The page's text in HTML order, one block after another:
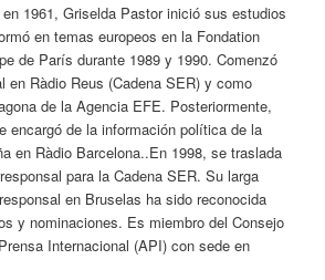
en 1961, Griselda Pastor inició sus estudios
en temas europeos en la Fondation
de París durante 1989 y 1990​. Comenzó
en Ràdio Reus (Cadena SER) y como
de la Agencia EFE. Posteriormente,
encargó de la información política de la
en Ràdio Barcelona..En 1998, se traslada
para la Cadena SER. Su larga
en Bruselas ha sido reconocida
y nominaciones. Es miembro del Consejo
Internacional (API) con sede en